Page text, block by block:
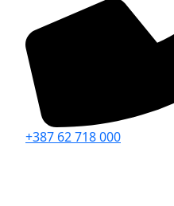
+387 62 718 000